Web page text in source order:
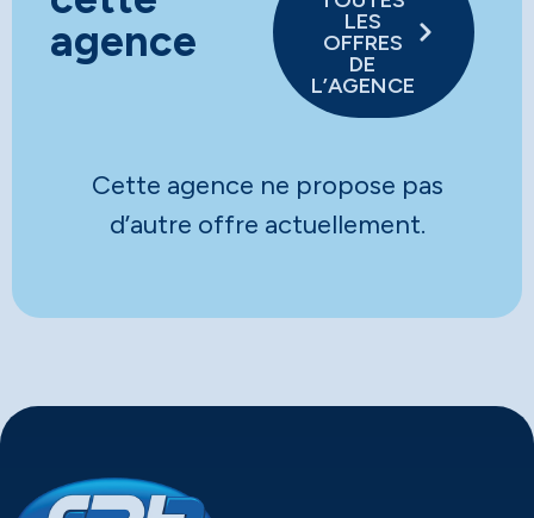
agence
LES
OFFRES
DE
L’AGENCE
Cette agence ne propose pas
d’autre offre actuellement.